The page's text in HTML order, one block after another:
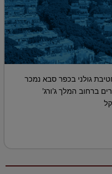
ברחוב חטיבת גולני בכפר סבא נמכר
מיליון שקל ודירת 2.5 חדרים ברחוב המלך ג’ורג’